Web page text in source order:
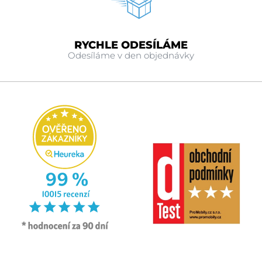
RYCHLE ODESÍLÁME
Odesíláme v den objednávky